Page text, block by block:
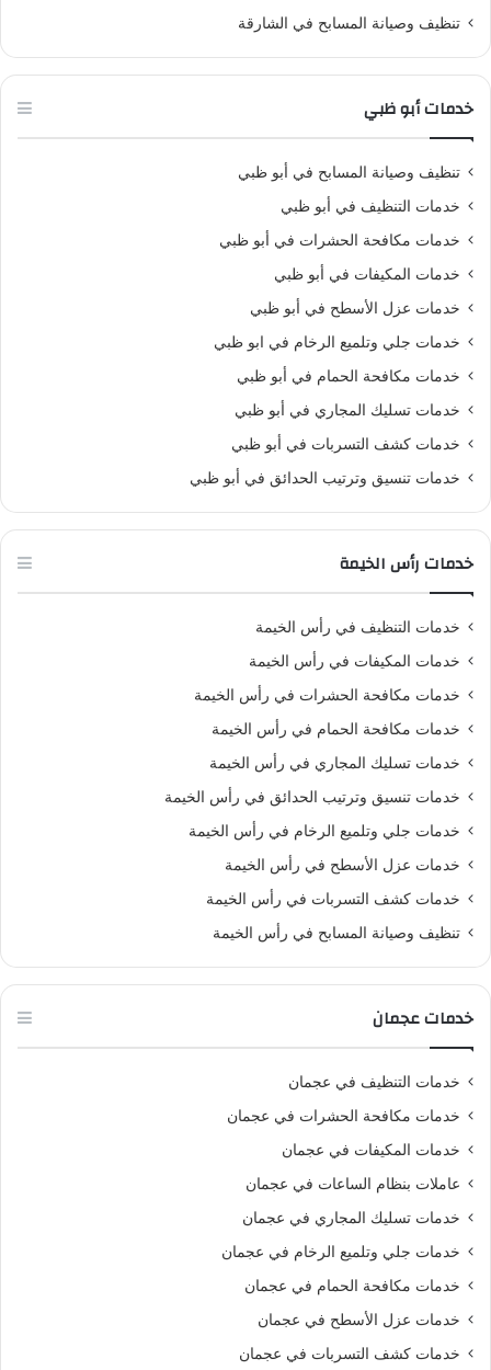
تنظيف وصيانة المسابح في الشارقة
خدمات أبو ظبي
تنظيف وصيانة المسابح في أبو ظبي
خدمات التنظيف في أبو ظبي
خدمات مكافحة الحشرات في أبو ظبي
خدمات المكيفات في أبو ظبي
خدمات عزل الأسطح في أبو ظبي
خدمات جلي وتلميع الرخام في ابو ظبي
خدمات مكافحة الحمام في أبو ظبي
خدمات تسليك المجاري في أبو ظبي
خدمات كشف التسربات في أبو ظبي
خدمات تنسيق وترتيب الحدائق في أبو ظبي
خدمات رأس الخيمة
خدمات التنظيف في رأس الخيمة
خدمات المكيفات في رأس الخيمة
خدمات مكافحة الحشرات في رأس الخيمة
خدمات مكافحة الحمام في رأس الخيمة
خدمات تسليك المجاري في رأس الخيمة
خدمات تنسيق وترتيب الحدائق في رأس الخيمة
خدمات جلي وتلميع الرخام في رأس الخيمة
خدمات عزل الأسطح في رأس الخيمة
خدمات كشف التسربات في رأس الخيمة
تنظيف وصيانة المسابح في رأس الخيمة
خدمات عجمان
خدمات التنظيف في عجمان
خدمات مكافحة الحشرات في عجمان
خدمات المكيفات في عجمان
عاملات بنظام الساعات في عجمان
خدمات تسليك المجاري في عجمان
خدمات جلي وتلميع الرخام في عجمان
خدمات مكافحة الحمام في عجمان
خدمات عزل الأسطح في عجمان
خدمات كشف التسربات في عجمان